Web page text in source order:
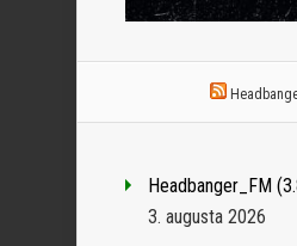
Headbanger_FM
3. augusta 2026